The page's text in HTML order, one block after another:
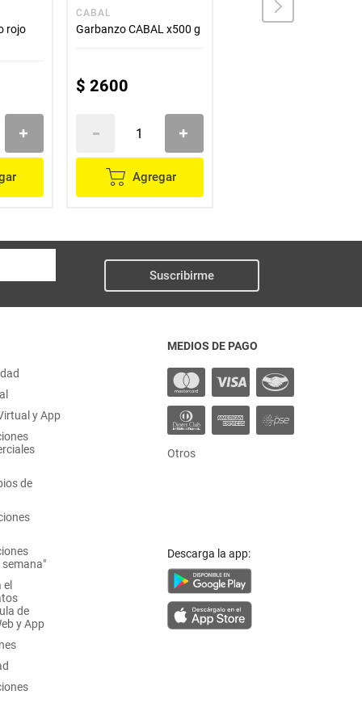
rojo
CABAL
Garbanzo CABAL x500 g
$ 2600
Agregar
CERECOL
Suscribirme
y App
de
semana"
de
y App
MEDIOS DE PAGO
Otros
Descarga la app: